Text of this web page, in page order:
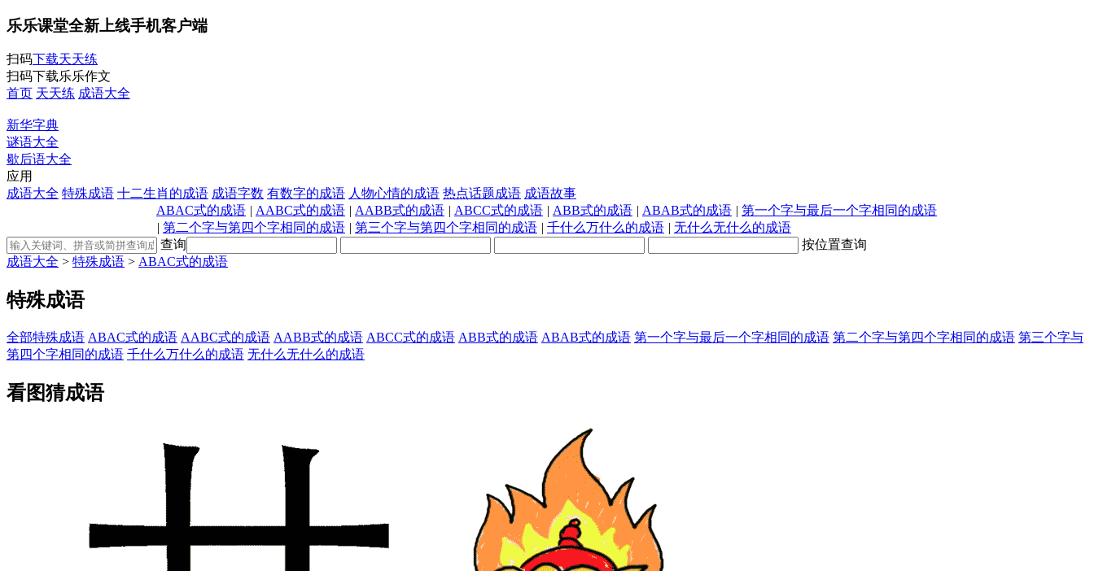
乐乐课堂全新上线手机客户端
扫码下载天天练
扫码下载乐乐作文
首页 天天练 成语大全
新华字典
谜语大全
歇后语大全
应用
成语大全 特殊成语 十二生肖的成语 成语字数 有数字的成语 人物心情的成语 热点话题成语 成语故事
ABAC式的成语 | AABC式的成语 | AABB式的成语 | ABCC式的成语 | ABB式的成语 | ABAB式的成语 | 第一个字与最后一个字相同的成语
| 第二个字与第四个字相同的成语 | 第三个字与第四个字相同的成语 | 千什么万什么的成语 | 无什么无什么的成语
查询
按位置查询
成语大全 > 特殊成语 > ABAC式的成语
特殊成语
全部特殊成语 ABAC式的成语 AABC式的成语 AABB式的成语 ABCC式的成语 ABB式的成语 ABAB式的成语 第一个字与最后一个字相同的成语 第二个字与第四个字相同的成语 第三个字与
第四个字相同的成语 千什么万什么的成语 无什么无什么的成语
看图猜成语